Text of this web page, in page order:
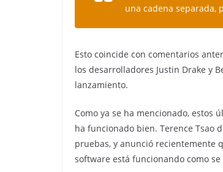
una cadena separada,
Esto coincide con comentarios
los desarrolladores Justin Drake y
lanzamiento.
Como ya se ha mencionado, estos
ha funcionado bien. Terence Tsao
pruebas, y anunció recientemente
software está funcionando como se